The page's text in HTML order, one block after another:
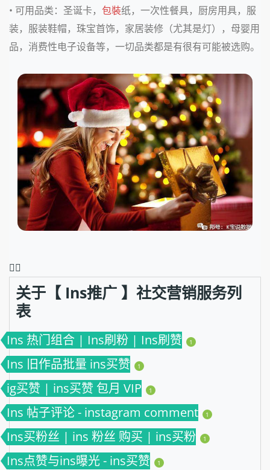
• 可用品类： 圣诞卡， 包裝纸，一次性餐具，厨房用具，服
装，服装鞋帽，珠宝首饰，家居装修（尤其是灯），母婴用
品，消费性电子设备等，一切品类都是有很有可能被选购。
❤️‍🔥
关于【 Ins推广 】社交营销服务列
表
Ins 热门组合 | Ins刷粉 | Ins刷赞 1
Ins 旧作品批量 ins买赞 1
ig买赞 | ins买赞 包月 VIP 1
Ins 帖子评论 - instagram comment 1
Ins买粉丝 | ins 粉丝 购买 | ins买粉 1
Ins点赞与ins曝光 - ins买赞 1